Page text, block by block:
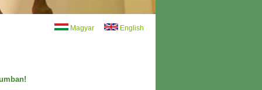
Magyar English